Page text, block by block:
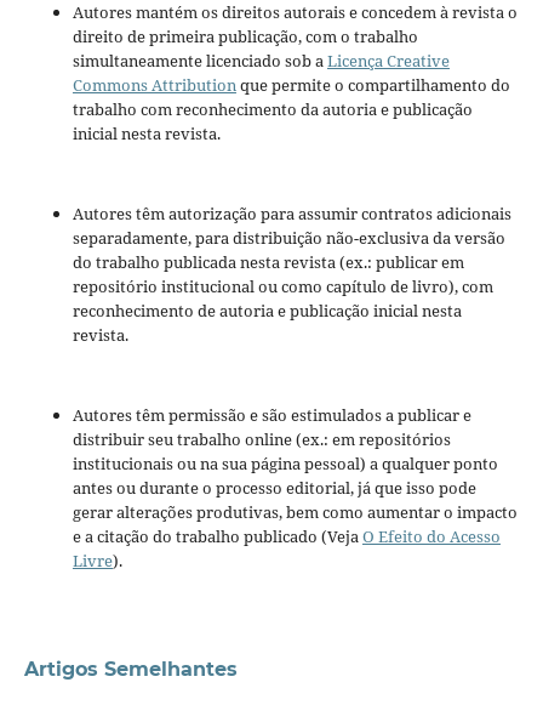
Autores mantém os direitos autorais e concedem à revista o
direito de primeira publicação, com o trabalho
simultaneamente licenciado sob aLicença Creative
Commons Attributionque permite o compartilhamento do
trabalho com reconhecimento da autoria e publicação
inicial nesta revista.
Autores têm autorização para assumir contratos adicionais
separadamente, para distribuição não-exclusiva da versão
do trabalho publicada nesta revista (ex.: publicar em
repositório institucional ou como capítulo de livro), com
reconhecimento de autoria e publicação inicial nesta
revista.
Autores têm permissão e são estimulados a publicar e
distribuir seu trabalho online (ex.: em repositórios
institucionais ou na sua página pessoal) a qualquer ponto
antes ou durante o processo editorial, já que isso pode
gerar alterações produtivas, bem como aumentar o impacto
e a citação do trabalho publicado (VejaO Efeito do Acesso
Livre).
Artigos Semelhantes